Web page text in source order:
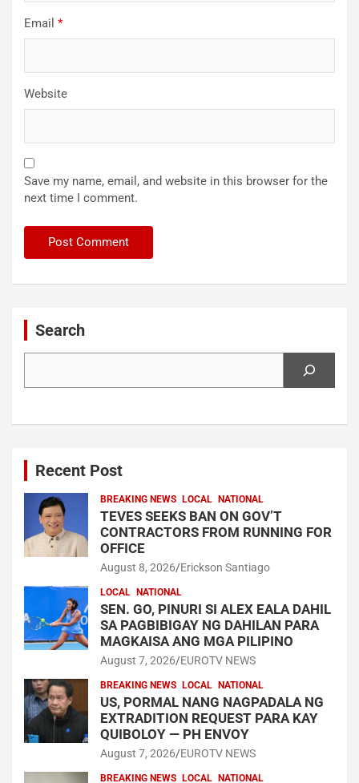
Email *
Website
Save my name, email, and website in this browser for the
next time I comment.
Search
Recent Post
BREAKING NEWS LOCAL NATIONAL
TEVES SEEKS BAN ON GOV’T
CONTRACTORS FROM RUNNING FOR
OFFICE
August 8, 2026 Erickson Santiago
LOCAL NATIONAL
SEN. GO, PINURI SI ALEX EALA DAHIL
SA PAGBIBIGAY NG DAHILAN PARA
MAGKAISA ANG MGA PILIPINO
August 7, 2026 EUROTV NEWS
BREAKING NEWS LOCAL NATIONAL
US, PORMAL NANG NAGPADALA NG
EXTRADITION REQUEST PARA KAY
QUIBOLOY — PH ENVOY
August 7, 2026 EUROTV NEWS
BREAKING NEWS LOCAL NATIONAL